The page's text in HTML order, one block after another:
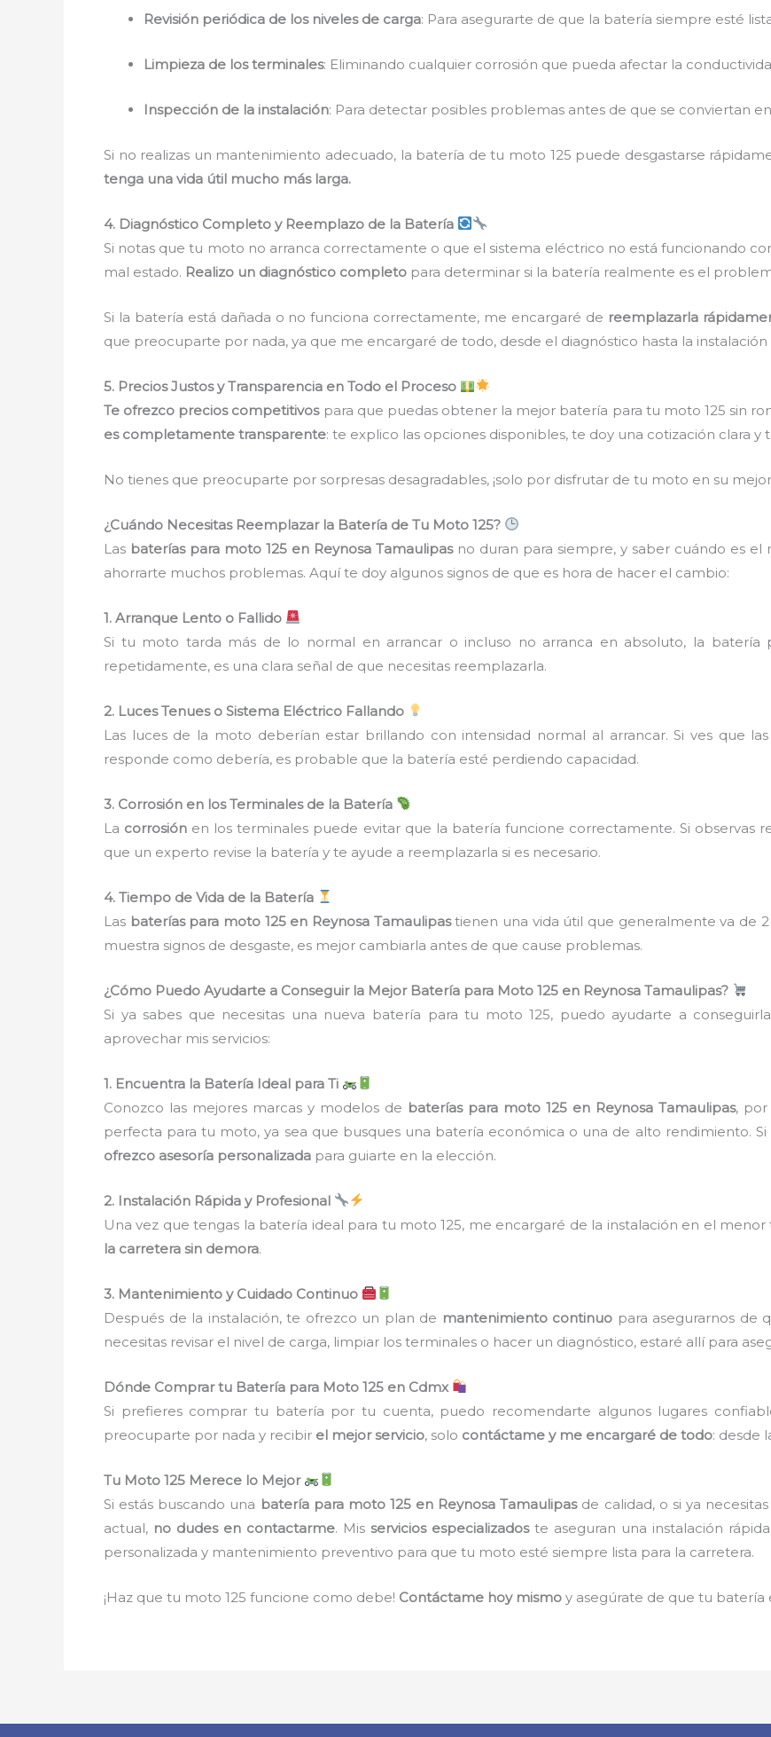
Revisión periódica de los niveles de carga: Para asegurarte de que la batería siempre esté
Limpieza de los terminales: Eliminando cualquier corrosión que pueda afectar la
Inspección de la instalación: Para detectar posibles problemas antes de que se conviertan
Si no realizas un mantenimiento adecuado, la batería de tu moto 125 puede desgastarse
tenga una vida útil mucho más larga.
4. Diagnóstico Completo y Reemplazo de la Batería
Si notas que tu moto no arranca correctamente o que el sistema eléctrico no está funcionando
mal estado. Realizo un diagnóstico completo para determinar si la batería realmente es el
Si la batería está dañada o no funciona correctamente, me encargaré de reemplazarla
que preocuparte por nada, ya que me encargaré de todo, desde el diagnóstico hasta la
5. Precios Justos y Transparencia en Todo el Proceso
Te ofrezco precios competitivospara que puedas obtener la mejor batería para tu moto 125 sin
es completamente transparente: te explico las opciones disponibles, te doy una cotización clara y
No tienes que preocuparte por sorpresas desagradables, ¡solo por disfrutar de tu moto en su
¿Cuándo Necesitas Reemplazar la Batería de Tu Moto 125?
Las baterías para moto 125 en Reynosa Tamaulipasno duran para siempre, y saber cuándo es
ahorrarte muchos problemas. Aquí te doy algunos signos de que es hora de hacer el cambio:
1. Arranque Lento o Fallido
Si tu moto tarda más de lo normal en arrancar o incluso no arranca en absoluto, la batería
repetidamente, es una clara señal de que necesitas reemplazarla.
2. Luces Tenues o Sistema Eléctrico Fallando
Las luces de la moto deberían estar brillando con intensidad normal al arrancar. Si ves que
responde como debería, es probable que la batería esté perdiendo capacidad.
3. Corrosión en los Terminales de la Batería
La corrosión en los terminales puede evitar que la batería funcione correctamente. Si observas
que un experto revise la batería y te ayude a reemplazarla si es necesario.
4. Tiempo de Vida de la Batería
Las baterías para moto 125 en Reynosa Tamaulipastienen una vida útil que generalmente va de
muestra signos de desgaste, es mejor cambiarla antes de que cause problemas.
¿Cómo Puedo Ayudarte a Conseguir la Mejor Batería para Moto 125 en Reynosa Tamaulipas?
Si ya sabes que necesitas una nueva batería para tu moto 125, puedo ayudarte a
aprovechar mis servicios:
1. Encuentra la Batería Ideal para Ti
Conozco las mejores marcas y modelos de baterías para moto 125 en Reynosa Tamaulipas, por
perfecta para tu moto, ya sea que busques una batería económica o una de alto rendimiento.
ofrezco asesoría personalizada para guiarte en la elección.
2. Instalación Rápida y Profesional
Una vez que tengas la batería ideal para tu moto 125, me encargaré de la instalación en el
la carretera sin demora.
3. Mantenimiento y Cuidado Continuo
Después de la instalación, te ofrezco un plan de mantenimiento continuo para asegurarnos de
necesitas revisar el nivel de carga, limpiar los terminales o hacer un diagnóstico, estaré allí para
Dónde Comprar tu Batería para Moto 125 en Cdmx
Si prefieres comprar tu batería por tu cuenta, puedo recomendarte algunos lugares
preocuparte por nada y recibir el mejor servicio, solo contáctame y me encargaré de todo: desde
Tu Moto 125 Merece lo Mejor
Si estás buscando una batería para moto 125 en Reynosa Tamaulipasde calidad, o si ya
actual, no dudes en contactarme. Mis servicios especializadoste aseguran una instalación
personalizada y mantenimiento preventivo para que tu moto esté siempre lista para la carretera.
¡Haz que tu moto 125 funcione como debe! Contáctame hoy mismo y asegúrate de que tu batería